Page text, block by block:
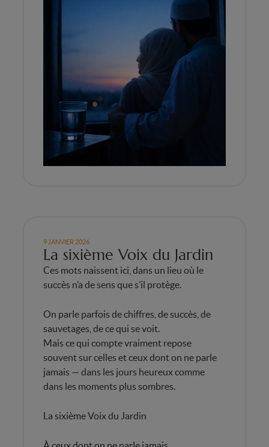
9 JANVIER 2026
La sixième Voix du Jardin
Ces mots naissent ici, dans un lieu où le
succès n’a de sens que s’il protège.
On parle parfois de chiffres, de succès, de
sauvetages, de ce qui se voit.
Mais ce qui compte vraiment repose
souvent sur celles et ceux dont on ne parle
jamais — dans les jours heureux comme
dans les moments plus sombres.
La sixième Voix du Jardin